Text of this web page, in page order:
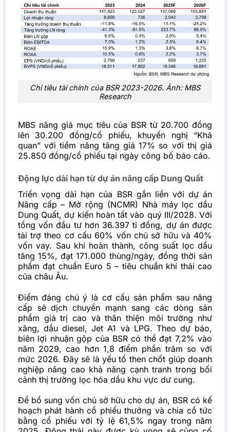
Chỉ tiêu tài chính của BSR 2023-2026. Ảnh: MBS
Research
MBS nâng giá mục tiêu của BSR từ 20.700 đồng
lên 30.200 đồng/cổ phiếu, khuyến nghị “Khả
quan” với tiềm năng tăng giá 17% so với thị giá
25.850 đồng/cổ phiếu tại ngày công bố báo cáo.
Động lực dài hạn từ dự án nâng cấp Dung Quất
Triển vọng dài hạn của BSR gắn liền với dự án
Nâng cấp – Mở rộng (NCMR) Nhà máy lọc dầu
Dung Quất, dự kiến hoàn tất vào quý III/2028. Với
tổng vốn đầu tư hơn 36.397 tỉ đồng, dự án được
tài trợ theo cơ cấu 60% vốn chủ sở hữu và 40%
vốn vay. Sau khi hoàn thành, công suất lọc dầu
tăng 15%, đạt 171.000 thùng/ngày, đồng thời sản
phẩm đạt chuẩn Euro 5 – tiêu chuẩn khí thải cao
của châu Âu.
Điểm đáng chú ý là cơ cấu sản phẩm sau nâng
cấp sẽ dịch chuyển mạnh sang các dòng sản
phẩm giá trị cao và thân thiện môi trường như
xăng, dầu diesel, Jet A1 và LPG. Theo dự báo,
biên lợi nhuận gộp của BSR có thể đạt 7,2% vào
năm 2029, cao hơn 1,8 điểm phần trăm so với
mức 2026. Đây sẽ là yếu tố then chốt giúp doanh
nghiệp nâng cao khả năng cạnh tranh trong bối
cảnh thị trường lọc hóa dầu khu vực dư cung.
Để bổ sung vốn chủ sở hữu cho dự án, BSR có kế
hoạch phát hành cổ phiếu thưởng và chia cổ tức
bằng cổ phiếu với tỷ lệ 61,5% ngay trong năm